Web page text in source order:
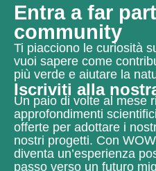
Entra a far
community
Ti piacciono le curiosità
vuoi sapere come
più verde e aiutare la
Iscriviti alla
Un paio di volte al mese
approfondimenti
offerte per adottare i
nostri progetti. Con
diventa un’esperienza
passo verso un futuro